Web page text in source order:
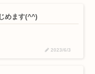
めます(^^)
2023/6/3